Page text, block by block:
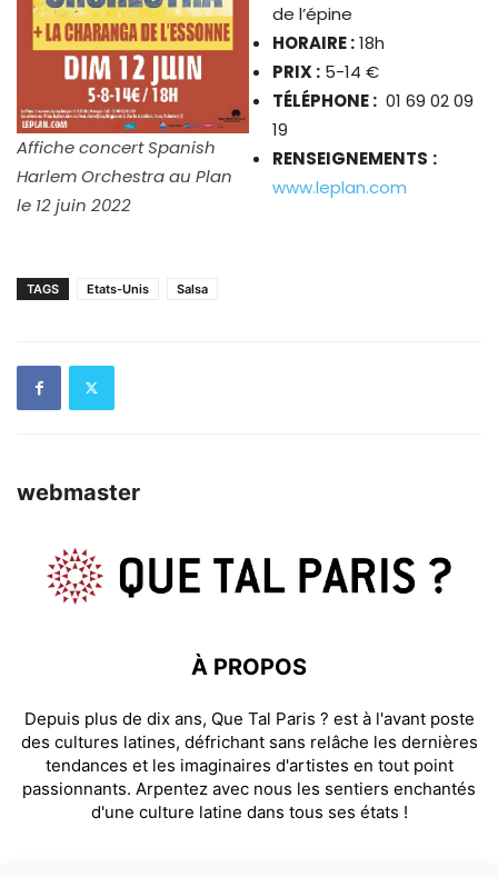
Affiche concert Spanish
Harlem Orchestra au Plan
le 12 juin 2022
de l’épine
HORAIRE :18h
PRIX : 5-14 €
TÉLÉPHONE : 01 69 02 09
19
RENSEIGNEMENTS :
www.leplan.com
TAGS Etats-Unis Salsa
webmaster
À PROPOS
Depuis plus de dix ans, Que Tal Paris ? est à l'avant poste
des cultures latines, défrichant sans relâche les dernières
tendances et les imaginaires d'artistes en tout point
passionnants. Arpentez avec nous les sentiers enchantés
d'une culture latine dans tous ses états !